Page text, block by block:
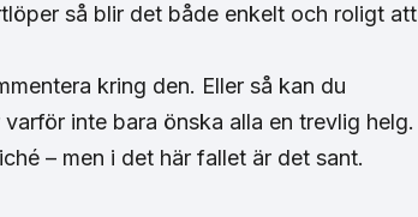
så blir det både enkelt och roligt att
kring den. Eller så kan du
inte bara önska alla en trevlig helg.
– men i det här fallet är det sant.